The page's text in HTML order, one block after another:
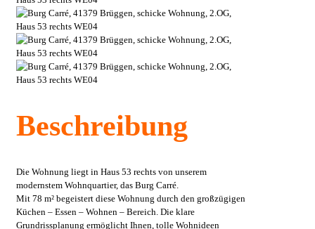
Beschreibung
Die Wohnung liegt in Haus 53 rechts von unserem
modernstem Wohnquartier, das Burg Carré.
Mit 78 m² begeistert diese Wohnung durch den großzügigen
Küchen – Essen – Wohnen – Bereich. Die klare
Grundrissplanung ermöglicht Ihnen, tolle Wohnideen